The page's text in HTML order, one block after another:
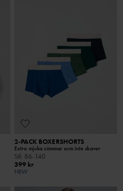
2-PACK BOXERSHORTS
Extra mjuka sömmar som inte skaver
Stl: 86-140
399 kr
NEW